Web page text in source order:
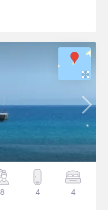
8 4 4